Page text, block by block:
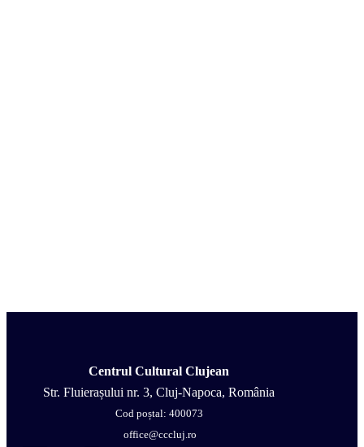
Centrul Cultural Clujean
Str. Fluierașului nr. 3, Cluj-Napoca, România
Cod poștal: 400073
office@cccluj.ro